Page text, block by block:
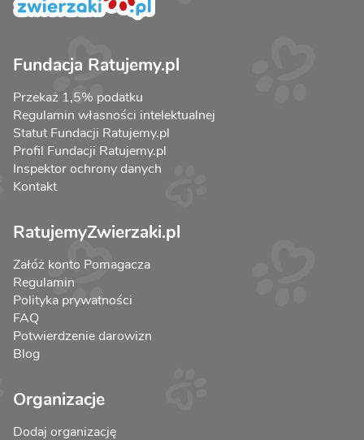
Fundacja Ratujemy.pl
Przekaż 1,5% podatku
Regulamin własności intelektualnej
Statut Fundacji Ratujemy.pl
Profil Fundacji Ratujemy.pl
Inspektor ochrony danych
Kontakt
RatujemyZwierzaki.pl
Załóż konto Pomagacza
Regulamin
Polityka prywatności
FAQ
Potwierdzenie darowizn
Blog
Organizacje
Dodaj organizację